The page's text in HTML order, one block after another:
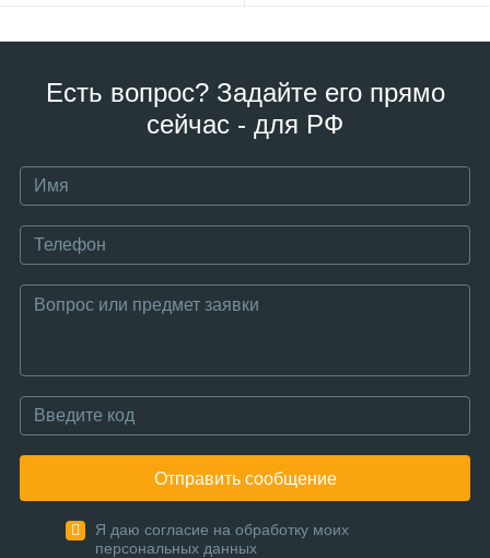
Есть вопрос? Задайте его прямо
сейчас - для РФ
Отправить сообщение
Я даю согласие на обработку моих
персональных данных